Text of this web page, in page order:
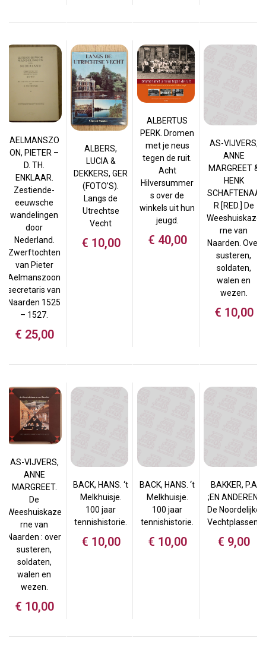
AELMANSZO
ON, PIETER –
D. TH.
ENKLAAR.
Zestiende-
eeuwsche
wandelingen
door
Nederland.
Zwerftochten
van Pieter
Aelmanszoon
secretaris van
Naarden 1525
– 1527.
€ 25,00
ALBERS,
LUCIA &
DEKKERS, GER
(FOTO’S).
Langs de
Utrechtse
Vecht
€ 10,00
ALBERTUS
PERK. Dromen
met je neus
tegen de ruit.
Acht
Hilversummer
s over de
winkels uit hun
jeugd.
€ 40,00
AS-VIJVERS,
ANNE
MARGREET &
HENK
SCHAFTENAA
R [RED.] De
Weeshuiskaze
rne van
Naarden. Over
susteren,
soldaten,
walen en
wezen.
€ 10,00
AS-VIJVERS,
ANNE
MARGREET.
De
Weeshuiskaze
rne van
Naarden : over
susteren,
soldaten,
walen en
wezen.
€ 10,00
BACK, HANS. ‘t
Melkhuisje.
100 jaar
tennishistorie.
€ 10,00
BACK, HANS. ‘t
Melkhuisje.
100 jaar
tennishistorie.
€ 10,00
BAKKER, P.A
;EN ANDEREN.
De Noordelijke
Vechtplassen.
€ 9,00